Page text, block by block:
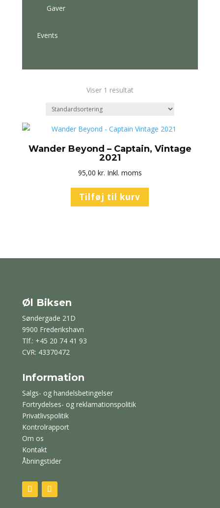
Gaver
Events
Viser 1 resultat
Wander Beyond – Captain, Vintage
2021
95,00 kr. Inkl. moms
Tilføj til kurv
Øl Biksen
Søndergade 21D
9900 Frederikshavn
Tlf.: +45 20 74 41 93
CVR: 43370472
Information
Salgs- og handelsbetingelser
Fortrydelses- og reklamationspolitik
Privatlivspolitik
Kontrolrapport
Om os
Kontakt
Åbningstider